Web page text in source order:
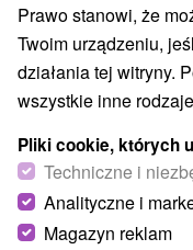
Prawo stanowi, że
Twoim urządzeniu,
działania tej witryny.
wszystkie inne
Pliki cookie, których
Techniczne i
Analityczne i
Magazyn reklam